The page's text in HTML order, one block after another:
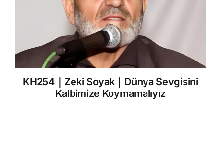
KH254｜Zeki Soyak｜Dünya Sevgisini
Kalbimize Koymamalıyız